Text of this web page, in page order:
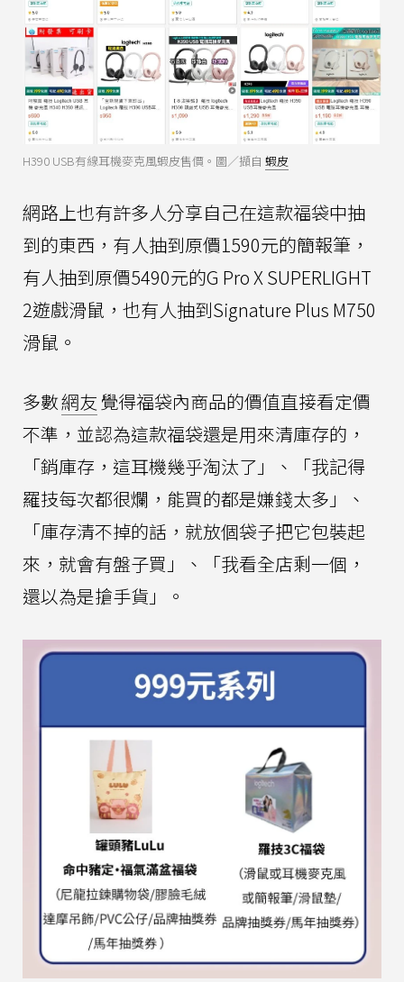
H390 USB有線耳機麥克風蝦皮售價。圖／擷自 蝦皮
網路上也有許多人分享自己在這款福袋中抽
到的東西，有人抽到原價1590元的簡報筆，
有人抽到原價5490元的G Pro X SUPERLIGHT
2遊戲滑鼠，也有人抽到Signature Plus M750
滑鼠。
多數網友 覺得福袋內商品的價值直接看定價
不準，並認為這款福袋還是用來清庫存的，
「銷庫存，這耳機幾乎淘汰了」、「我記得
羅技每次都很爛，能買的都是嫌錢太多」、
「庫存清不掉的話，就放個袋子把它包裝起
來，就會有盤子買」、「我看全店剩一個，
還以為是搶手貨」。